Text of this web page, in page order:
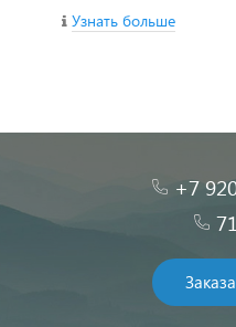
Узнать больше
+7